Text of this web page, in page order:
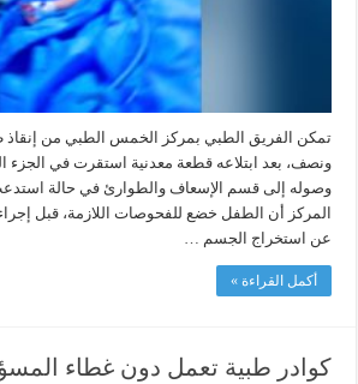
تمكن الفريق الطبي بمركز الخمس الطبي من إنقاذ
ونصف، بعد ابتلاعه قطعة معدنية استقرت في الجزء
وصوله إلى قسم الإسعاف والطوارئ في حالة
المركز أن الطفل خضع للفحوصات اللازمة، قبل
عن استخراج الجسم …
أكمل القراءة »
كوادر طبية تعمل دون غطاء